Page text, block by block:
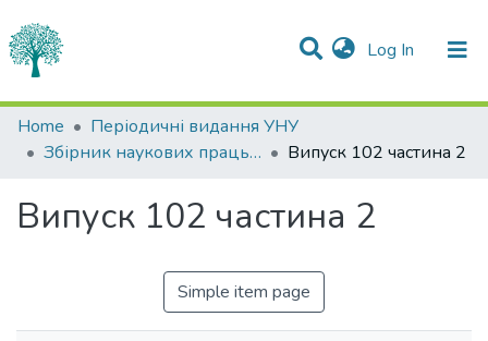
Log In (current)
Statistics
Communities & Collections
All of DSpace
Home
Періодичні видання УНУ
Збірник наукових праць Уманського національного університету
Випуск 102 частина 2
Випуск 102 частина 2
Simple item page